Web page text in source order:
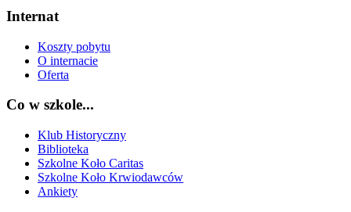
Internat
Koszty pobytu
O internacie
Oferta
Co w szkole...
Klub Historyczny
Biblioteka
Szkolne Koło Caritas
Szkolne Koło Krwiodawców
Ankiety